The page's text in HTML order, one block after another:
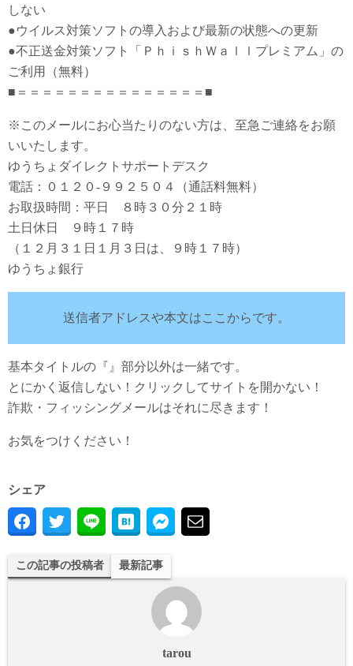
しない
●ウイルス対策ソフトの導入および最新の状態への更新
●不正送金対策ソフト「ＰｈｉｓｈＷａｌｌプレミアム」の
ご利用（無料）
■＝＝＝＝＝＝＝＝＝＝＝＝＝＝＝■
※このメールにお心当たりのない方は、至急ご連絡をお願
いいたします。
ゆうちょダイレクトサポートデスク
電話：０１２０-９９２５０４（通話料無料）
お取扱時間：平日 ８時３０分２１時
土日休日 ９時１７時
（１２月３１日１月３日は、９時１７時）
ゆうちょ銀行
送信者アドレスや本文はここからです。
基本タイトルの『』部分以外は一緒です。
とにかく返信しない！クリックしてサイトを開かない！
詐欺・フィッシングメールはそれに尽きます！
お気をつけください！
シェア
この記事の投稿者 最新記事
tarou